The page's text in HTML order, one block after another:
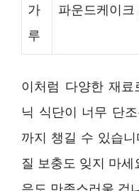
가
루
파운드케이크
이처럼 다양한 재
닉 식단이 너무 단
까지 챙길 수 있습
질 보충도 잊지 마